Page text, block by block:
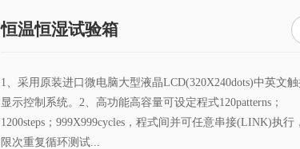
恒温恒湿试验箱
1、采用原装进口微电脑大型液晶LCD(320X240dots)中英文
显示控制系统。2、高功能高容量可设定程式120patterns；
1200steps；999X999cycles，程式间并可任意串接(LINK)执行
限次重复循环测试...